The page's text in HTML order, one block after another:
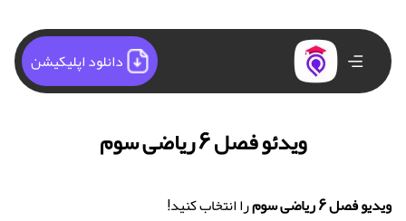
دانلود اپلیکیشن
ویدئو فصل 6 ریاضی سوم
ویدیو فصل 6 ریاضی سوم را انتخاب کنید!